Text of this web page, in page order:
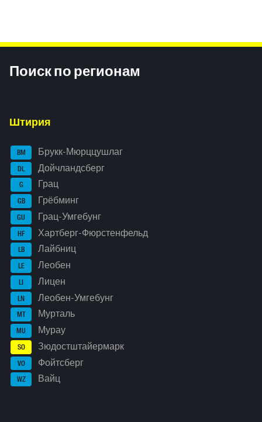
Поиск по регионам
Штирия
BM Брукк-Мюрццушлаг
DL Дойчландсберг
G Грац
GB Грёбминг
GU Грац-Умгебунг
HF Хартберг-Фюрстенфельд
LB Лайбниц
LE Леобен
LI Лицен
LN Леобен-Умгебунг
MT Мурталь
MU Мурау
SO Зюдостштайермарк
VO Фойтсберг
WZ Вайц